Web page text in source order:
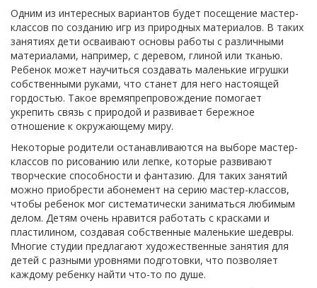
Одним из интересных вариантов будет посещение мастер-
классов по созданию игр из природных материалов. В таких
занятиях дети осваивают основы работы с различными
материалами, например, с деревом, глиной или тканью.
Ребенок может научиться создавать маленькие игрушки
собственными руками, что станет для него настоящей
гордостью. Такое времяпрепровождение помогает
укрепить связь с природой и развивает бережное
отношение к окружающему миру.
Некоторые родители останавливаются на выборе мастер-
классов по рисованию или лепке, которые развивают
творческие способности и фантазию. Для таких занятий
можно приобрести абонемент на серию мастер-классов,
чтобы ребенок мог систематически заниматься любимым
делом. Детям очень нравится работать с красками и
пластилином, создавая собственные маленькие шедевры.
Многие студии предлагают художественные занятия для
детей с разными уровнями подготовки, что позволяет
каждому ребенку найти что-то по душе.